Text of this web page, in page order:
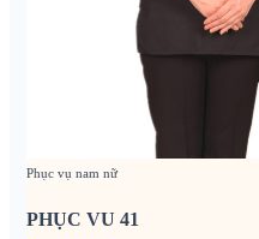
Phục vụ nam nữ
PHỤC VU 41